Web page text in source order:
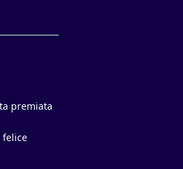
premiata
felice